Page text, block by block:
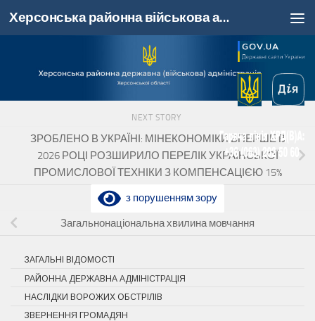
Skip to content Херсонська районна військова адміністрація, Херсонська область
з порушенням зору
NEXT STORY
ЗРОБЛЕНО В УКРАЇНІ: МІНЕКОНОМІКИ ВПЕРШЕ В
2026 РОЦІ РОЗШИРИЛО ПЕРЕЛІК УКРАЇНСЬКОЇ
ПРОМИСЛОВОЇ ТЕХНІКИ З КОМПЕНСАЦІЄЮ 15%
PREVIOUS STORY
Загальнонаціональна хвилина мовчання
ЗАГАЛЬНІ ВІДОМОСТІ
РАЙОННА ДЕРЖАВНА АДМІНІСТРАЦІЯ
НАСЛІДКИ ВОРОЖИХ ОБСТРІЛІВ
ЗВЕРНЕННЯ ГРОМАДЯН